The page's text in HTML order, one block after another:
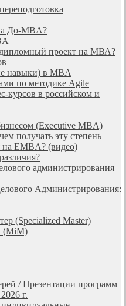
До-MBA?
проект на МВА?
навыки) в MBA
по методике Agile
курсов в российском и
(Executive MBA)
получать эту степень
на EMBA? (видео)
администрирования
Администрирования:
(Specialized Master)
(MiM)
/ Презентации программ
г.